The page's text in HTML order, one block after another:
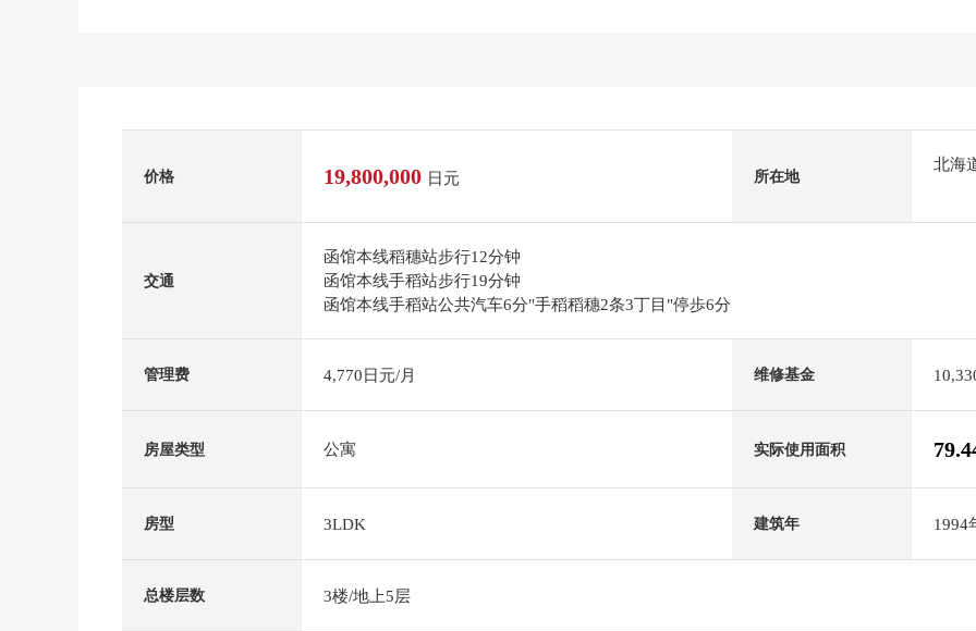
价格 19,800,000 日元 所在地
北海
交通
函馆本线稻穗站步行12分钟
函馆本线手稻站步行19分钟
函馆本线手稻站公共汽车6分"手稻稻穗2条3丁目"停歩6分
管理费 4,770日元/月 维修基金
房屋类型 公寓 实际使用面积
房型 3LDK 建筑年 1994
总楼层数 3楼/地上5层